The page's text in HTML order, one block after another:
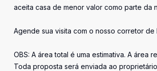
aceita casa de menor valor como parte da
Agende sua visita com o nosso corretor de
OBS: A área total é uma estimativa. A
Toda proposta será enviada ao